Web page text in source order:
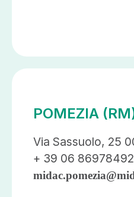
POMEZIA
Via Sassuolo, 25
+ 39 06 86978492